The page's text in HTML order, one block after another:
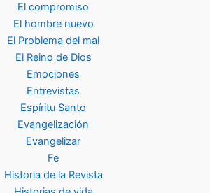
El compromiso
El hombre nuevo
El Problema del mal
El Reino de Dios
Emociones
Entrevistas
Espíritu Santo
Evangelización
Evangelizar
Fe
Historia de la Revista